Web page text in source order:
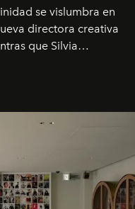
se vislumbra en
directora creativa
que Silvia